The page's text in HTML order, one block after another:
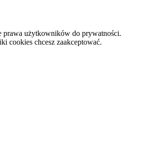
prawa użytkowników do prywatności.
cookies chcesz zaakceptować.